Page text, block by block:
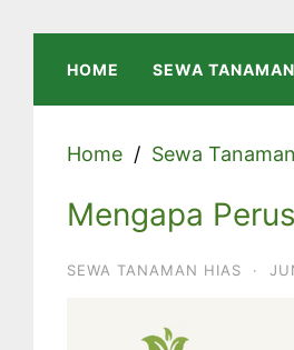
HOME SEWA
Home Sewa
Mengapa
SEWA TANAMAN HIAS ·